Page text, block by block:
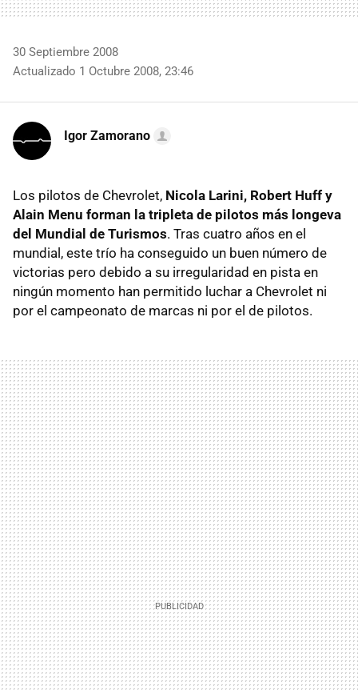
30 Septiembre 2008
Actualizado 1 Octubre 2008, 23:46
Igor Zamorano
Los pilotos de Chevrolet, Nicola Larini, Robert Huff y
Alain Menu forman la tripleta de pilotos más longeva
del Mundial de Turismos. Tras cuatro años en el
mundial, este trío ha conseguido un buen número de
victorias pero debido a su irregularidad en pista en
ningún momento han permitido luchar a Chevrolet ni
por el campeonato de marcas ni por el de pilotos.